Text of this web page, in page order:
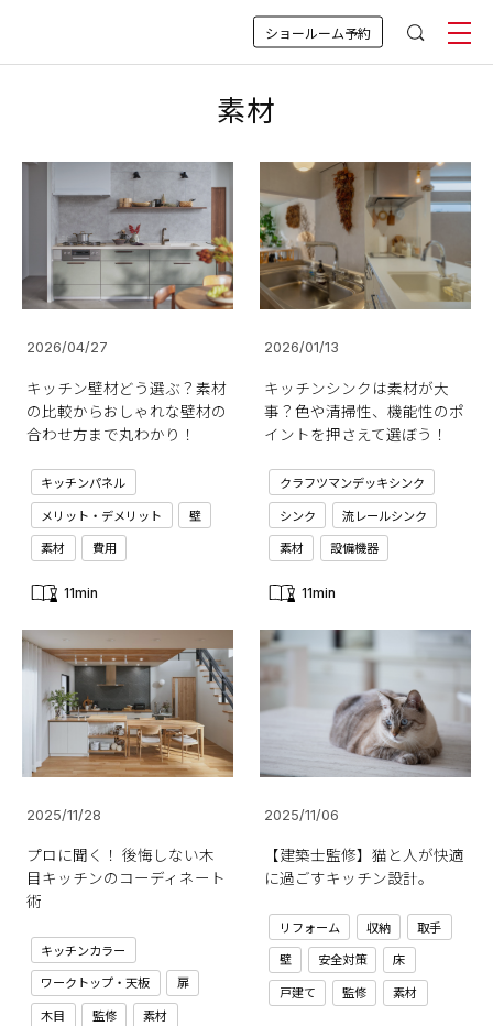
ショールーム予約
素材
2026/04/27
キッチン壁材どう選ぶ？素材
の比較からおしゃれな壁材の
合わせ方まで丸わかり！
キッチンパネル
メリット・デメリット
壁
素材
費用
11min
2026/01/13
キッチンシンクは素材が大
事？色や清掃性、機能性のポ
イントを押さえて選ぼう！
クラフツマンデッキシンク
シンク
流レールシンク
素材
設備機器
11min
2025/11/28
プロに聞く！ 後悔しない木
目キッチンのコーディネート
術
キッチンカラー
ワークトップ・天板
扉
木目
監修 素材
2025/11/06
【建築士監修】猫と人が快適
に過ごすキッチン設計。
リフォーム 収納
取手
壁
安全対策
床
戸建て
監修 素材